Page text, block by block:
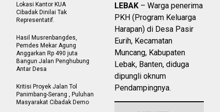
LEBAK – Warga penerima
PKH (Program Keluarga
Harapan) di Desa Pasir
Eurih, Kecamatan
Muncang, Kabupaten
Lebak, Banten, diduga
dipungli oknum
Pendampingnya.
Lokasi Kantor KUA
Cibadak Dinilai Tak
Representatif.
‎Hasil Musrenbangdes,
Pemdes Mekar Agung
Anggarkan Rp 490 juta
Bangun Jalan Penghubung
Antar Desa
Kritisi Proyek Jalan Tol
Panimbang-Serang , Puluhan
Masyarakat Cibadak Demo